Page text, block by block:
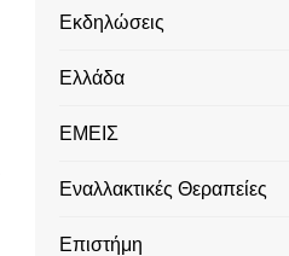
Εκδηλώσεις
Ελλάδα
ΕΜΕΙΣ
Εναλλακτικές Θεραπείες
Επιστήμη